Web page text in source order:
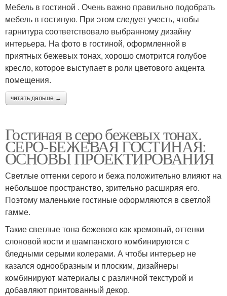
Мебель в гостиной . Очень важно правильно подобрать
мебель в гостиную. При этом следует учесть, чтобы
гарнитура соответствовало выбранному дизайну
интерьера. На фото в гостиной, оформленной в
приятных бежевых тонах, хорошо смотрится голубое
кресло, которое выступает в роли цветового акцента
помещения.
читать дальше →
Гостиная в серо бежевых тонах.
СЕРО-БЕЖЕВАЯ ГОСТИНАЯ:
ОСНОВЫ ПРОЕКТИРОВАНИЯ
Светлые оттенки серого и бежа положительно влияют на
небольшое пространство, зрительно расширяя его.
Поэтому маленькие гостиные оформляются в светлой
гамме.
Такие светлые тона бежевого как кремовый, оттенки
слоновой кости и шампанского комбинируются с
бледными серыми колерами. А чтобы интерьер не
казался однообразным и плоским, дизайнеры
комбинируют материалы с различной текстурой и
добавляют принтованный декор.